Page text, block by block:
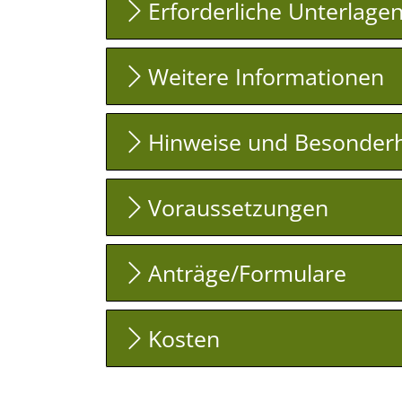
Erforderliche Unterlagen
Weitere Informationen
Hinweise und
Voraussetzungen
Anträge/Formulare
Kosten